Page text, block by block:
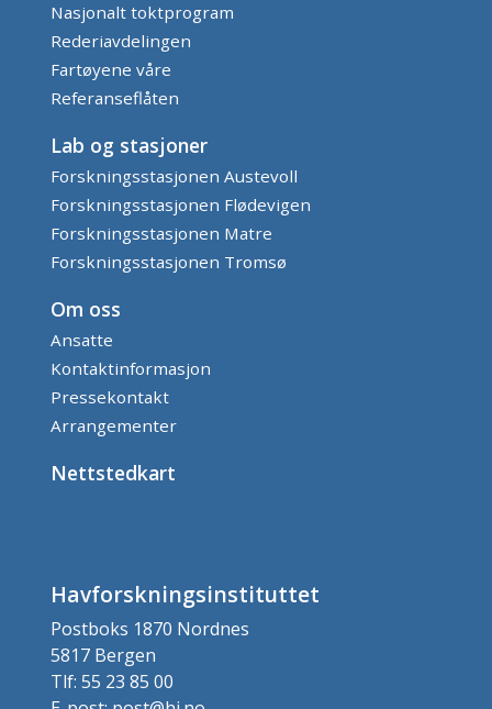
Nasjonalt toktprogram
Rederiavdelingen
Fartøyene våre
Referanseflåten
Lab og stasjoner
Forskningsstasjonen Austevoll
Forskningsstasjonen Flødevigen
Forskningsstasjonen Matre
Forskningsstasjonen Tromsø
Om oss
Ansatte
Kontaktinformasjon
Pressekontakt
Arrangementer
Nettstedkart
Havforskningsinstituttet
Postboks 1870 Nordnes
5817 Bergen
Tlf: 55 23 85 00